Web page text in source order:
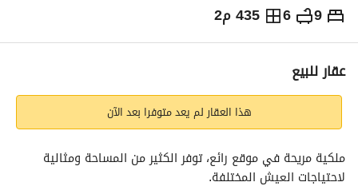
9
6 435 م2 ⃁
1,150,000
التفاصيل
عقار للبيع
هذا العقار لم يعد متوفرا بعد الآن
لاحتياجات العيش المختلفة.